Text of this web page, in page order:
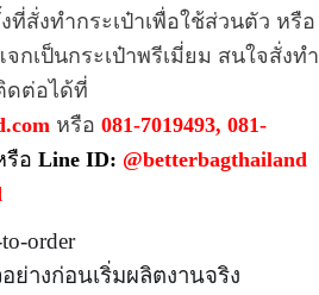
ที่สั่งทำกระเป๋าเพื่อใช้ส่วนตัว หรือ
จกเป็นกระเป๋าพรีเมี่ยม สนใจสั่งทำ
ดต่อได้ที่
หรือ 081-7019493, 081-
รือ Line ID: @betterbagthailand
order
างก่อนเริ่มผลิตงานจริง